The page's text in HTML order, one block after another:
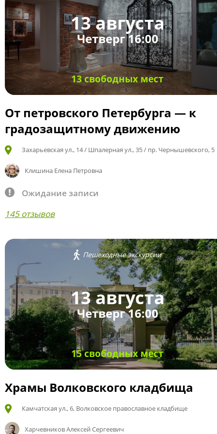
13 августа
Четверг 16:00
13 свободных мест
От петровского Петербурга — к
градозащитному движению
Захарьевская ул., 14 / Шпалерная ул., 35 / пр. Чернышевского, 5
Клишина Елена Петровна
Ожидание записи
145 отзывов
Пешеходные экскурсии
13 августа
Четверг 16:00
15 свободных мест
Храмы Волковского кладбища
Камчатская ул., 6, Волковское православное кладбище
Харчевников Алексей Сергеевич